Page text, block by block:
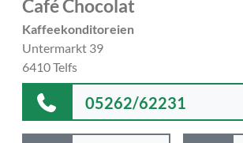
Café Chocolat
Kaffeekonditoreien
Untermarkt 39
6410 Telfs
05262/62231